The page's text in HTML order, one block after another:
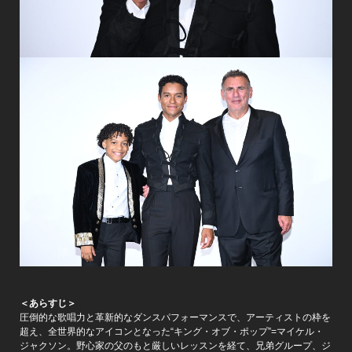
＜あらすじ＞
圧倒的な歌唱力と革新的なダンスパフォーマンスで、アーティストの枠を
超え、全世界的なアイコンとなった“キング・オブ・ポップ”=マイケル・
ジャクソン。野心家の父のもと厳しいレッスンを経て、兄弟グループ、ジ